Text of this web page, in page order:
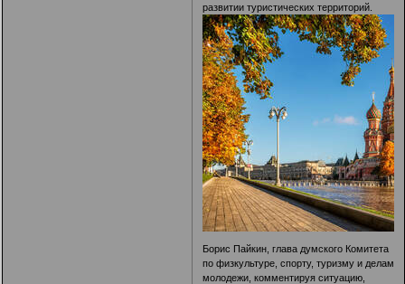
развитии туристических территорий.
Борис Пайкин, глава думского Комитета
по физкультуре, спорту, туризму и делам
молодежи, комментируя ситуацию,